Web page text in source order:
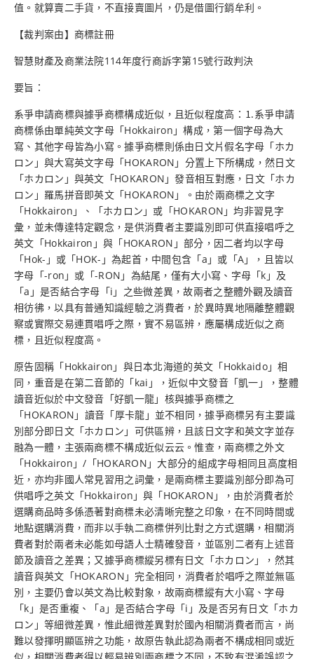
值。就算賣二手貨，不直接賣圖片，仍是借圖行銷牟利。
【裁判案由】商標註冊
智慧財產及商業法院114年度行商訴字第15號行政判決
要旨：
系爭申請商標與據爭商標構成近似，且近似程度高：⒈系爭申請
商標係由單純英文字母「Hokkairon」構成，第一個字母為大
寫、其他字母皆為小寫。據爭商標則係由日文片假名字母「ホカ
ロン」與大寫英文字母「HOKARON」分置上下所構成，然日文
「ホカロン」與英文「HOKARON」發音相互對應，日文「ホカ
ロン」羅馬拼音即英文「HOKARON」。由於兩商標之文字
「Hokkairon」、「ホカロン」或「HOKARON」均非習見字
彙，並未傳達特定觀念，是供消費者主要識別即可供直接唱呼之
英文「Hokkairon」與「HOKARON」部分，因二者均以字母
「Hok-」或「HOK-」為起首，中間包含「a」或「A」，且皆以
字母「-ron」或「-RON」為結尾，僅有大小寫、字母「k」及
「a」是否結合字母「i」之些微差異，故兩者之整體外觀及讀音
相彷彿，以具有普通知識經驗之消費者，於異時異地隔離整體觀
察或實際交易連貫唱呼之際，實不易區辨，應屬構成近似之商
標，且近似程度高。
原告固稱「Hokkairon」與日本北海道的英文「Hokkaido」相
同，重音是在第二音節的「kai」，近似中文發音「凱一」，整體
讀音近似於中文發音「好凱一龍」核與據爭商標之
「HOKARON」讀音「厚卡龍」並不相同，據爭商標另有主要識
別部分即日文「ホカロン」可供區辨，且該日文字和英文字並存
融為一體，主張兩商標不構成近似云云。惟查，兩商標之外文
「Hokkairon」/「HOKARON」大部分的組成字母相同且高度相
近，亦均非國人常見習用之詞彙，是兩商標主要識別部分即為可
供唱呼之英文「Hokkairon」與「HOKARON」，由於消費者於
選購商品時多係憑著對商標未必清晰完整之印象，在不同時間或
地點選購消費，而非以手執二商標併列比對之方式選購，相關消
費者對於兩者未必能如母語人士精確發音，並區別二者有上述音
節及讀音之差異；又據爭商標縱另標有日文「ホカロン」，然其
讀音與英文「HOKARON」完全相同，消費者於唱呼之際並無區
別，主要仍會以英文為比較對象，故兩商標縱有大小寫、字母
「k」是否重複、「a」是否結合字母「i」及是否另有日文「ホカ
ロン」等細微差異，惟此細微差異對於國內相關消費者而言，尚
難以發揮明顯區辨之功能，故原告執此認為兩者不構成相同或近